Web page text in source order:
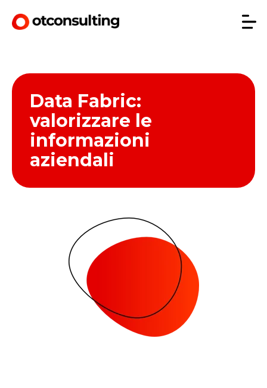
Data Fabric:
valorizzare le
informazioni
aziendali